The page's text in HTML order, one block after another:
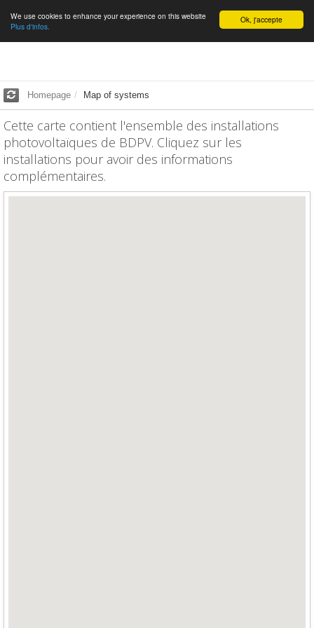
English Ok, j'accepte
We use cookies to enhance your experience on this website
Plus d'infos.
Homepage Map of systems
Cette carte contient l'ensemble des installations
photovoltaïques de BDPV. Cliquez sur les
installations pour avoir des informations
complémentaires.